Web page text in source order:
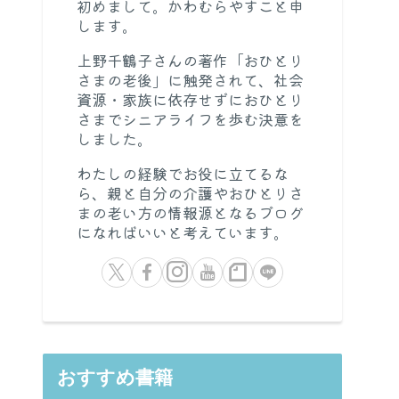
初めまして。かわむらやすこと申
します。
上野千鶴子さんの著作「おひとり
さまの老後」に触発されて、社会
資源・家族に依存せずにおひとり
さまでシニアライフを歩む決意を
しました。
わたしの経験でお役に立てるな
ら、親と自分の介護やおひとりさ
まの老い方の情報源となるブログ
になればいいと考えています。
おすすめ書籍